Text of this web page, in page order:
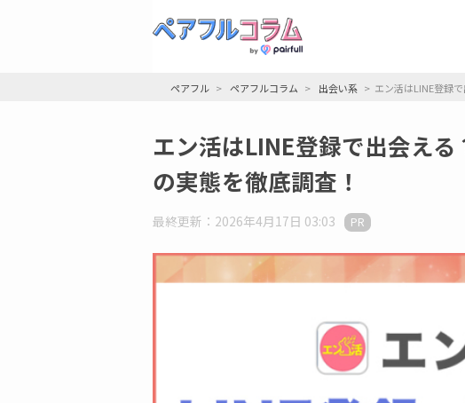
ペアフル ペアフルコラム 出会い系 エン活はLINE登録
エン活はLINE登録で出会え
の実態を徹底調査！
最終更新：2026年4月17日 03:03